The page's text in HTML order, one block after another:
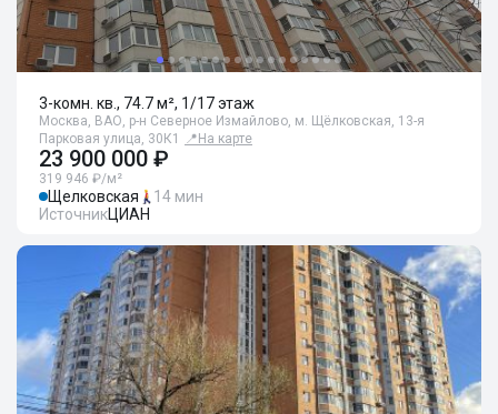
3-комн. кв., 74.7 м², 1/17 этаж
Москва, ВАО, р-н Северное Измайлово, м. Щёлковская, 13-я
Парковая улица, 30К1
📍 На карте
23 900 000 ₽
319 946 ₽/м²
Щелковская
14 мин
ИсточникЦИАН